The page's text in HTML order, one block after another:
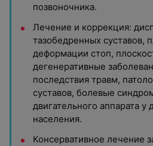
позвоночника.
Лечение и коррекция:
тазобедренных суставов,
деформации стоп,
дегенеративные
последствия травм,
суставов, болевые
двигательного аппарата у
населения.
Консервативное лечение